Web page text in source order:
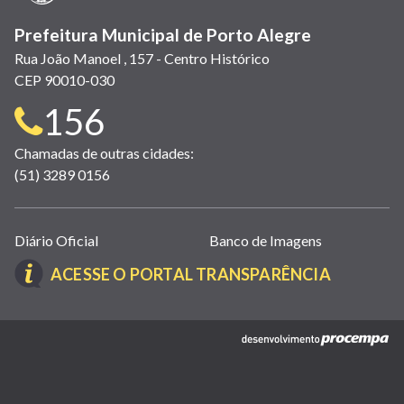
Prefeitura Municipal de Porto Alegre
Rua João Manoel , 157 - Centro Histórico
CEP 90010-030
Telefone
para
contato:
156
Chamadas de outras cidades:
(51) 3289 0156
Links
úteis
(abrem
nova
Diário Oficial Banco de Imagens
ACESSE O PORTAL TRANSPARÊNCIA(LINK
EM
NOVA